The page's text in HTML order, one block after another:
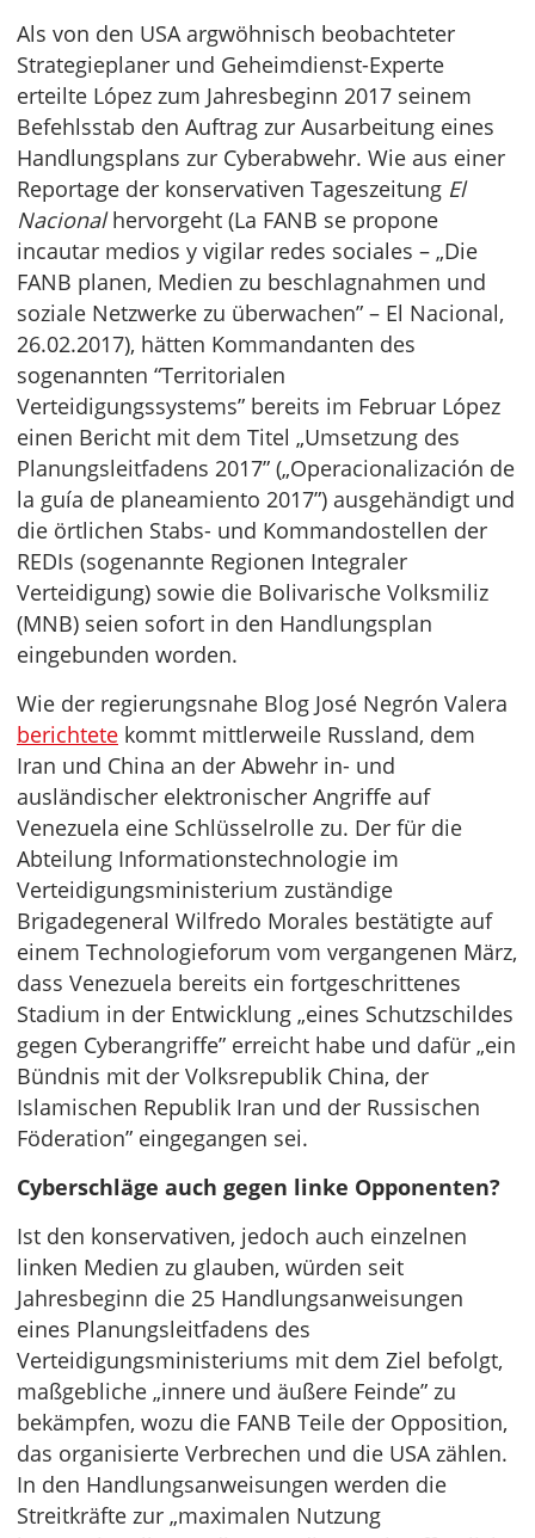
Als von den USA argwöhnisch beobachteter
Strategieplaner und Geheimdienst-Experte
erteilte López zum Jahresbeginn 2017 seinem
Befehlsstab den Auftrag zur Ausarbeitung eines
Handlungsplans zur Cyberabwehr. Wie aus einer
Reportage der konservativen Tageszeitung El
Nacionalhervorgeht (La FANB se propone
incautar medios y vigilar redes sociales – „Die
FANB planen, Medien zu beschlagnahmen und
soziale Netzwerke zu überwachen” – El Nacional,
26.02.2017), hätten Kommandanten des
sogenannten “Territorialen
Verteidigungssystems” bereits im Februar López
einen Bericht mit dem Titel „Umsetzung des
Planungsleitfadens 2017” („Operacionalización de
la guía de planeamiento 2017”) ausgehändigt und
die örtlichen Stabs- und Kommandostellen der
REDIs (sogenannte Regionen Integraler
Verteidigung) sowie die Bolivarische Volksmiliz
(MNB) seien sofort in den Handlungsplan
eingebunden worden.
Wie der regierungsnahe Blog José Negrón Valera
berichtete kommt mittlerweile Russland, dem
Iran und China an der Abwehr in- und
ausländischer elektronischer Angriffe auf
Venezuela eine Schlüsselrolle zu. Der für die
Abteilung Informationstechnologie im
Verteidigungsministerium zuständige
Brigadegeneral Wilfredo Morales bestätigte auf
einem Technologieforum vom vergangenen März,
dass Venezuela bereits ein fortgeschrittenes
Stadium in der Entwicklung „eines Schutzschildes
gegen Cyberangriffe” erreicht habe und dafür „ein
Bündnis mit der Volksrepublik China, der
Islamischen Republik Iran und der Russischen
Föderation” eingegangen sei.
Cyberschläge auch gegen linke Opponenten?
Ist den konservativen, jedoch auch einzelnen
linken Medien zu glauben, würden seit
Jahresbeginn die 25 Handlungsanweisungen
eines Planungsleitfadens des
Verteidigungsministeriums mit dem Ziel befolgt,
maßgebliche „innere und äußere Feinde” zu
bekämpfen, wozu die FANB Teile der Opposition,
das organisierte Verbrechen und die USA zählen.
In den Handlungsanweisungen werden die
Streitkräfte zur „maximalen Nutzung